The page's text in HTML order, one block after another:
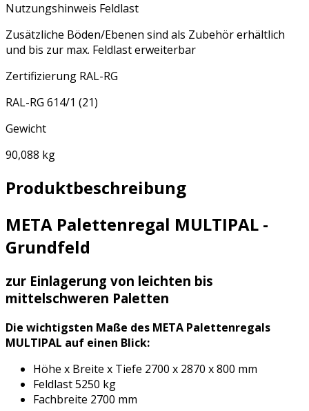
Nutzungshinweis Feldlast
Zusätzliche Böden/Ebenen sind als Zubehör erhältlich
und bis zur max. Feldlast erweiterbar
Zertifizierung RAL-RG
RAL-RG 614/1 (21)
Gewicht
90,088 kg
Produktbeschreibung
META Palettenregal MULTIPAL -
Grundfeld
zur Einlagerung von leichten bis
mittelschweren Paletten
Die wichtigsten Maße des META Palettenregals
MULTIPAL auf einen Blick:
Höhe x Breite x Tiefe 2700 x 2870 x 800 mm
Feldlast 5250 kg
Fachbreite 2700 mm